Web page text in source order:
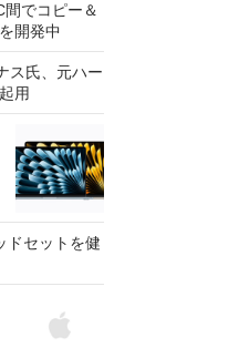
でコピー＆
開発中
ス氏、元ハー
用
ドセットを健